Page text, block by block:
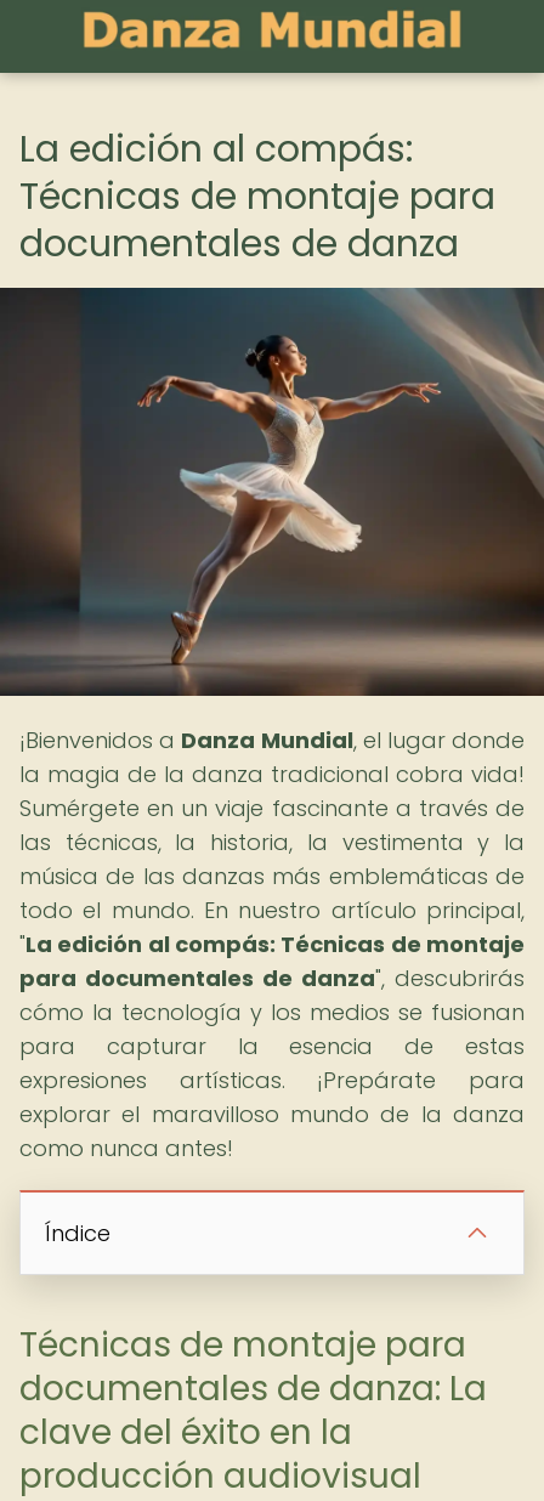
La edición al compás:
Técnicas de montaje para
documentales de danza
¡Bienvenidos a Danza Mundial, el lugar donde
la magia de la danza tradicional cobra vida!
Sumérgete en un viaje fascinante a través de
las técnicas, la historia, la vestimenta y la
música de las danzas más emblemáticas de
todo el mundo. En nuestro artículo principal,
"La edición al compás: Técnicas de montaje
para documentales de danza", descubrirás
cómo la tecnología y los medios se fusionan
para capturar la esencia de estas
expresiones artísticas. ¡Prepárate para
explorar el maravilloso mundo de la danza
como nunca antes!
Índice
Técnicas de montaje para
documentales de danza: La
clave del éxito en la
producción audiovisual